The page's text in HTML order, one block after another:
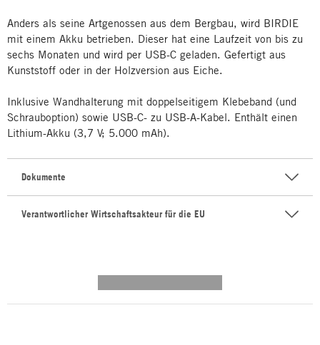
Anders als seine Artgenossen aus dem Bergbau, wird BIRDIE
mit einem Akku betrieben. Dieser hat eine Laufzeit von bis zu
sechs Monaten und wird per USB-C geladen. Gefertigt aus
Kunststoff oder in der Holzversion aus Eiche.
Inklusive Wandhalterung mit doppelseitigem Klebeband (und
Schrauboption) sowie USB-C- zu USB-A-Kabel. Enthält einen
Lithium-Akku (3,7 V; 5.000 mAh).
Dokumente
Verantwortlicher Wirtschaftsakteur für die EU